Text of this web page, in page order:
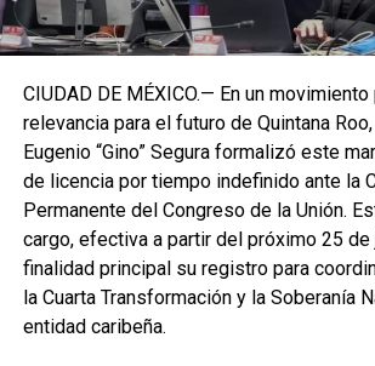
CIUDAD DE MÉXICO.— En un
relevancia para el futuro de Quintana
Eugenio “Gino” Segura formalizó este
de licencia por tiempo indefinido ante la
Permanente del Congreso de la Unión.
cargo, efectiva a partir del próximo 25 de
finalidad principal su registro para
la Cuarta Transformación y la Soberanía
entidad caribeña.